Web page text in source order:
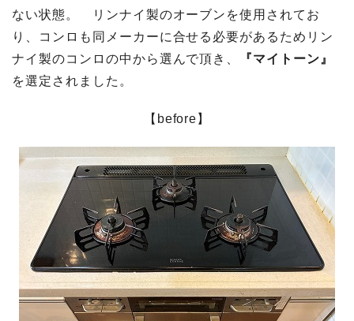
ない状態。 リンナイ製のオーブンを使用されてお
り、コンロも同メーカーに合せる必要があるためリン
ナイ製のコンロの中から選んで頂き、
『マイトーン』
を選定されました。
【before】